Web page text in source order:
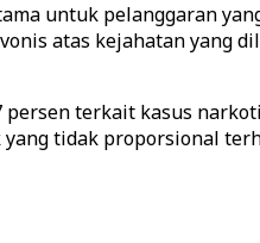
untuk pelanggaran
atas kejahatan yang
terkait kasus
tidak proporsional